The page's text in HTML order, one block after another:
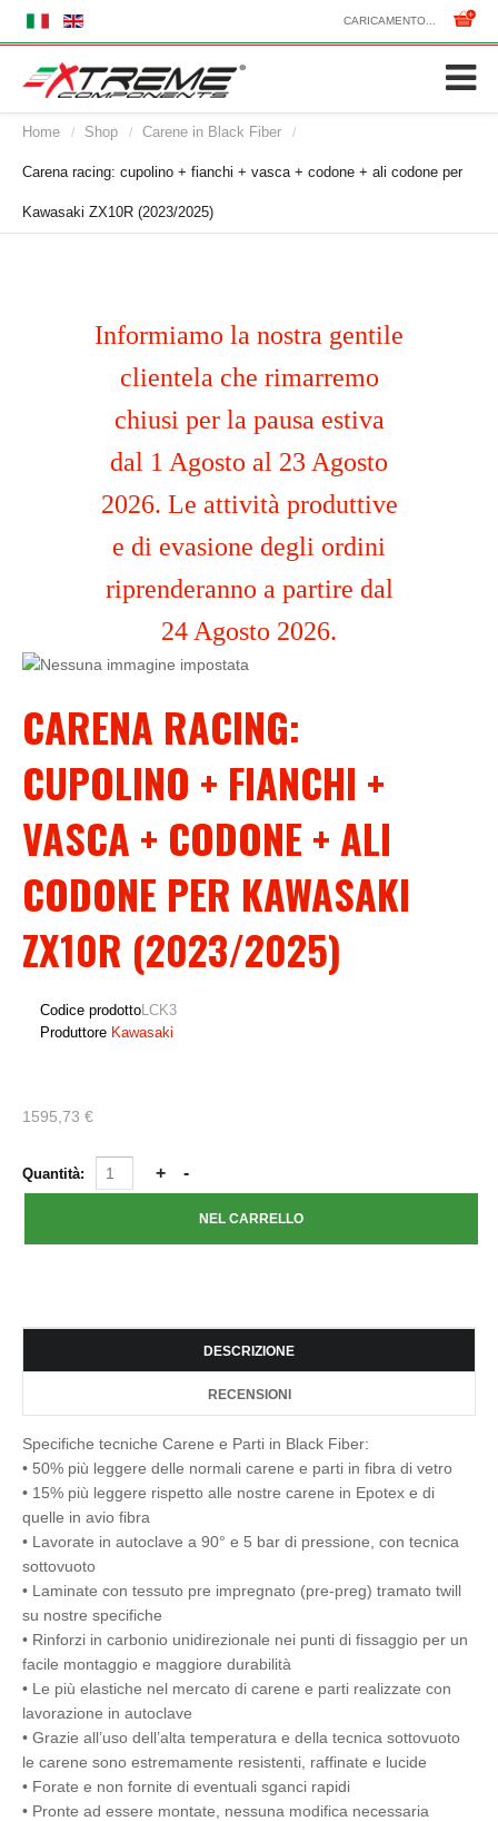
CARICAMENTO...
Home / Shop / Carene in Black Fiber /
Carena racing: cupolino + fianchi + vasca + codone + ali codone per
Kawasaki ZX10R (2023/2025)
Informiamo la nostra gentile
clientela che rimarremo
chiusi per la pausa estiva
dal 1 Agosto al 23 Agosto
2026. Le attività produttive
e di evasione degli ordini
riprenderanno a partire dal
24 Agosto 2026.
CARENA RACING:
CUPOLINO + FIANCHI +
VASCA + CODONE + ALI
CODONE PER KAWASAKI
ZX10R (2023/2025)
Codice prodottoLCK3
Produttore Kawasaki
1595,73 €
Quantità:
DESCRIZIONE
RECENSIONI
Specifiche tecniche Carene e Parti in Black Fiber:
• 50% più leggere delle normali carene e parti in fibra di vetro
• 15% più leggere rispetto alle nostre carene in Epotex e di
quelle in avio fibra
• Lavorate in autoclave a 90° e 5 bar di pressione, con tecnica
sottovuoto
• Laminate con tessuto pre impregnato (pre-preg) tramato twill
su nostre specifiche
• Rinforzi in carbonio unidirezionale nei punti di fissaggio per un
facile montaggio e maggiore durabilità
• Le più elastiche nel mercato di carene e parti realizzate con
lavorazione in autoclave
• Grazie all’uso dell’alta temperatura e della tecnica sottovuoto
le carene sono estremamente resistenti, raffinate e lucide
• Forate e non fornite di eventuali sganci rapidi
• Pronte ad essere montate, nessuna modifica necessaria